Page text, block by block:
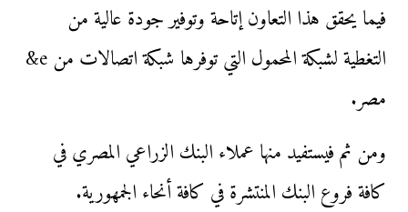
فيما يحقق هذا التعاون إتاحة وتوفير جودة عالية من
التغطية لشبكة المحمول التي توفرها شبكة اتصالات من e&
مصر.
ومن ثم فيستفيد منها عملاء البنك الزراعي المصري في
كافة فروع البنك المنتشرة في كافة أنحاء الجمهورية.